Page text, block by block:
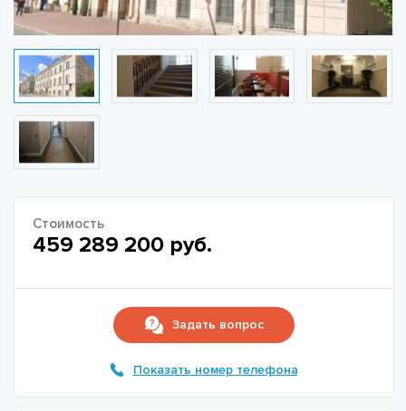
Стоимость
459 289 200 руб.
Задать вопрос
Показать номер телефона